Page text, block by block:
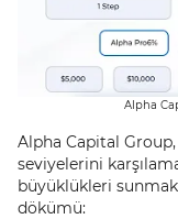
Alpha
Alpha Capital
seviyelerini
büyüklükleri
dökümü: